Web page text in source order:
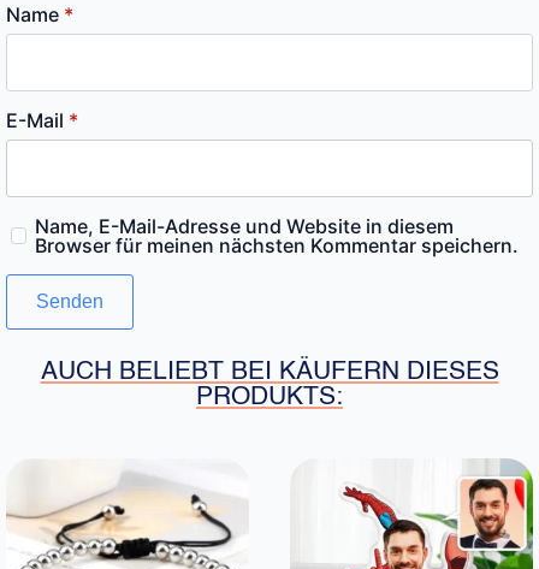
Name *
E-Mail *
Name, E-Mail-Adresse und Website in diesem
Browser für meinen nächsten Kommentar speichern.
AUCH BELIEBT BEI KÄUFERN DIESES
PRODUKTS: